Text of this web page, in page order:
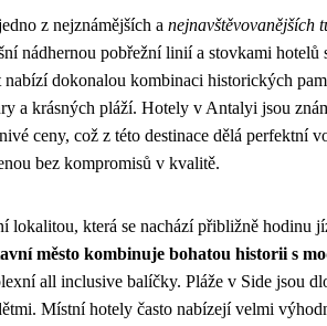
z nejznámějších a nejnavštěvovanějších
nádhernou pobřežní linií a stovkami hotelů
nabízí dokonalou kombinaci historických
a krásných pláží. Hotely v Antalyi jsou
ceny, což z této destinace dělá perfektní
bez kompromisů v kvalitě.
lokalitou, která se nachází přibližně hodinu
město kombinuje bohatou historii s
all inclusive balíčky. Pláže v Side jsou
Místní hotely často nabízejí velmi